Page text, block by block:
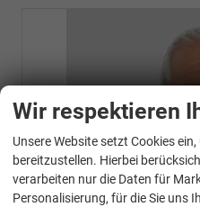
Wir respektieren
Unsere Website setzt Cookies
bereitzustellen. Hierbei
verarbeiten nur die Daten für
Personalisierung, für die Sie uns